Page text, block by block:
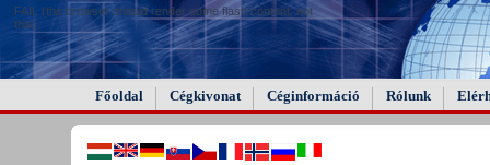
FAIL (the browser should render some flash content, not
this).
Főoldal Cégkivonat Céginformáció Rólunk